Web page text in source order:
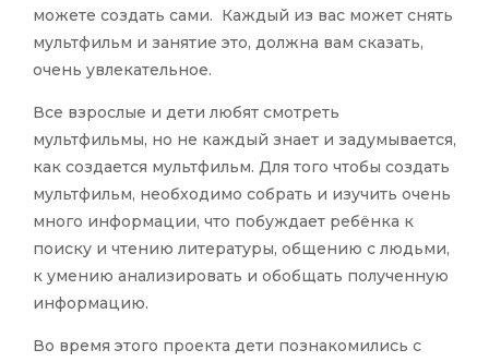
можете создать сами. Каждый из вас может снять
мультфильм и занятие это, должна вам сказать,
очень увлекательное.
Все взрослые и дети любят смотреть
мультфильмы, но не каждый знает и задумывается,
как создается мультфильм. Для того чтобы создать
мультфильм, необходимо собрать и изучить очень
много информации, что побуждает ребёнка к
поиску и чтению литературы, общению с людьми,
к умению анализировать и обобщать полученную
информацию.
Во время этого проекта дети познакомились с